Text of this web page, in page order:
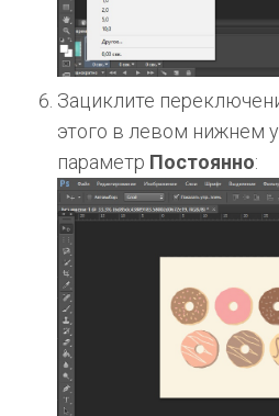
Зациклите
этого в левом нижнем
параметр Постоянно: